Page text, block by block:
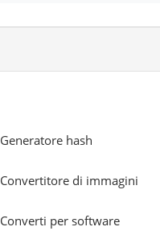
Generatore hash
Convertitore di immagini
Converti per software